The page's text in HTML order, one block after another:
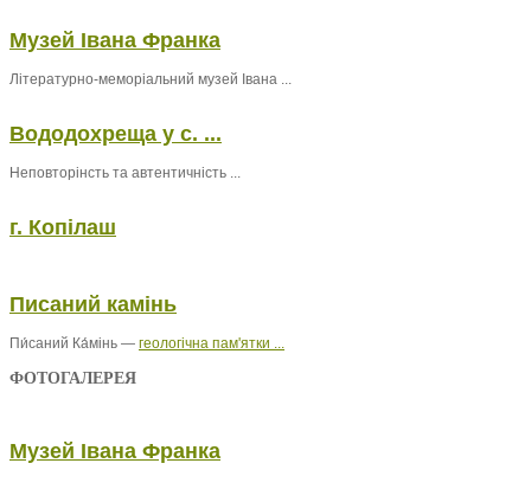
Музей Івана Франка
Літературно-меморіальний музей Івана ...
Вододохреща у с. ...
Неповторінсть та автентичність ...
г. Копілаш
Писаний камінь
Пи́саний Ка́мінь — геологічна пам'ятки ...
ФОТОГАЛЕРЕЯ
Музей Івана Франка